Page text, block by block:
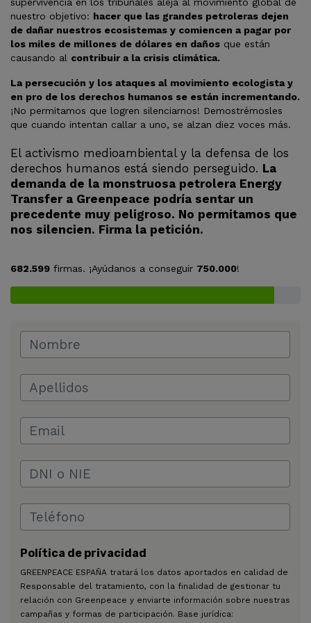
nuestro objetivo: hacer que las grandes petroleras dejen
de dañar nuestros ecosistemas y comiencen a pagar por
los miles de millones de dólares en daños que están
causando al contribuir a la crisis climática.
La persecución y los ataques al movimiento ecologista y
en pro de los derechos humanos se están incrementando.
¡No permitamos que logren silenciarnos! Demostrémosles
que cuando intentan callar a uno, se alzan diez voces más.
El activismo medioambiental y la defensa de los
derechos humanos está siendo perseguido. La
demanda de la monstruosa petrolera Energy
Transfer a Greenpeace podría sentar un
precedente muy peligroso. No permitamos que
nos silencien. Firma la petición.
682.599 firmas. ¡Ayúdanos a conseguir 750.000!
Política de privacidad
GREENPEACE ESPAÑA tratará los datos aportados en calidad de
Responsable del tratamiento, con la finalidad de gestionar tu
relación con Greenpeace y enviarte información sobre nuestras
campañas y formas de participación. Base jurídica: